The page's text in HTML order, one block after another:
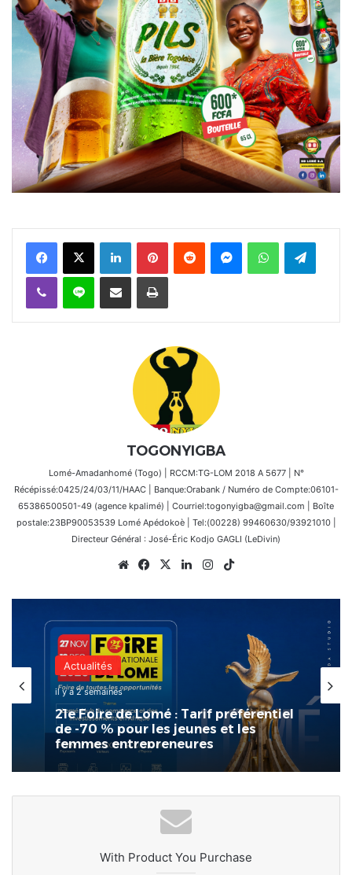
FacebookX Linkedin PinterestReddit MessengerWhatsAppTelegram
Viber Ligne Partager par email Imprimer
TOGONYIGBA
Lomé-Amadanhomé (Togo) | RCCM:TG-LOM 2018 A 5677 | N°
Récépissé:0425/24/03/11/HAAC | Banque:Orabank / Numéro de Compte:06101-
65386500501-49 (agence kpalimé) | Courriel:togonyigba@gmail.com | Boîte
postale:23BP90053539 Lomé Apédokoè | Tel:(00228) 99460630/93921010 |
Directeur Général : José-Éric Kodjo GAGLI (LeDivin)
WebsiteFacebook
X LinkedinInstagram
Actualités
il y a 2 semaines
21e Foire de Lomé : Tarif préférentiel
de -70 % pour les jeunes et les
femmes entrepreneures
With Product You Purchase